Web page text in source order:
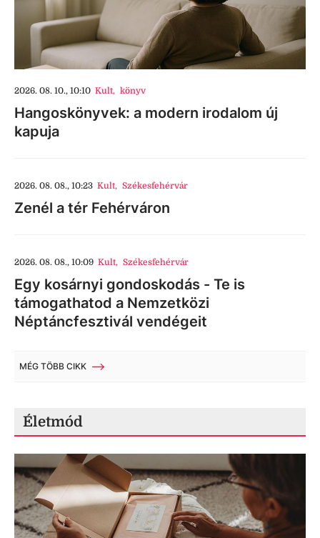
2026. 08. 10., 10:10 Kult, könyv
Hangoskönyvek: a modern irodalom új
kapuja
2026. 08. 08., 10:23 Kult, Székesfehérvár
Zenél a tér Fehérváron
2026. 08. 08., 10:09 Kult, Székesfehérvár
Egy kosárnyi gondoskodás - Te is
támogathatod a Nemzetközi
Néptáncfesztivál vendégeit
MÉG TÖBB CIKK
Életmód